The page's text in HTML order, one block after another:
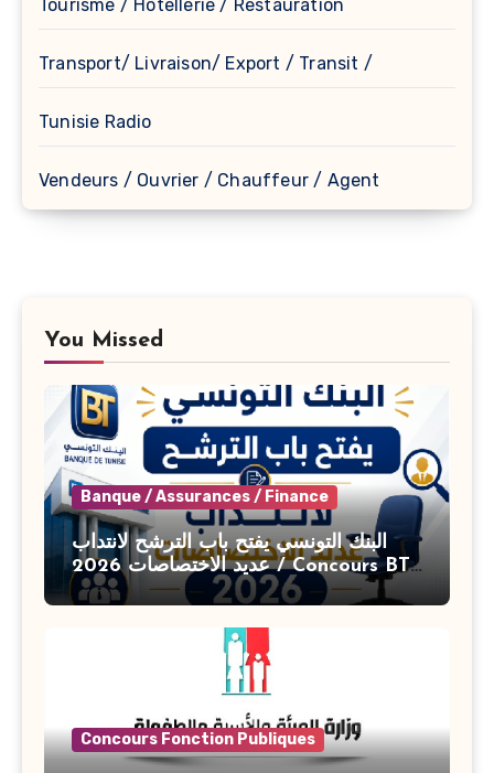
Tourisme / Hôtellerie / Restauration
Transport/ Livraison/ Export / Transit /
Tunisie Radio
Vendeurs / Ouvrier / Chauffeur / Agent
You Missed
Banque / Assurances / Finance
البنك التونسي يفتح باب الترشح لانتداب
عديد الاختصاصات 2026 / Concours BT
Banque de Tunisie 2026
Concours Fonction Publiques